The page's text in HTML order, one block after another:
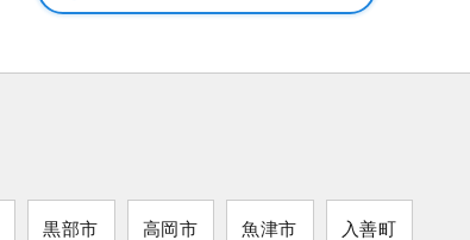
黒部市 高岡市 魚津市 入善町